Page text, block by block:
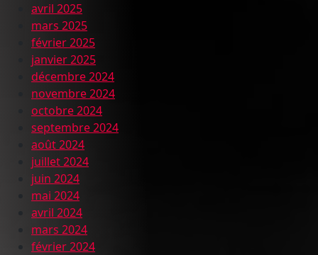
avril 2025
mars 2025
février 2025
janvier 2025
décembre 2024
novembre 2024
octobre 2024
septembre 2024
août 2024
juillet 2024
juin 2024
mai 2024
avril 2024
mars 2024
février 2024